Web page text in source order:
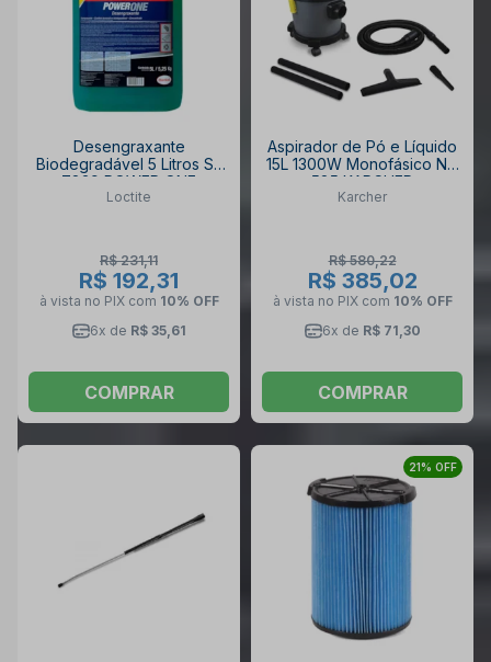
Desengraxante
Biodegradável 5 Litros SF
7839 POWER ONE
LOCTITE
Loctite
R$ 231,11
R$ 192,31
à vista no PIX com 10% OFF
6x de R$ 35,61
COMPRAR
Aspirador de Pó e Líquido
15L 1300W Monofásico NT
585 KARCHER
Karcher
R$ 580,22
R$ 385,02
à vista no PIX com 10% OFF
6x de R$ 71,30
COMPRAR
21% OFF